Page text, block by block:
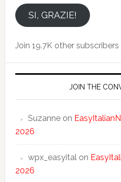
emailSI, GRAZIE!
Join 19.7K other subscribers
JOIN THE
Suzanneon
2026
wpx_easyitalon
2026